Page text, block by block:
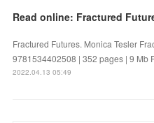
Read online: Fractured
Fractured Futures. Monica Tesler
9781534402508 | 352 pages | 9 Mb
2022.04.13 05:49